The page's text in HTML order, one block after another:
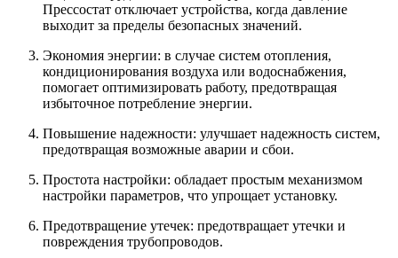
Прессостат отключает устройства, когда давление
выходит за пределы безопасных значений.
Экономия энергии: в случае систем отопления,
кондиционирования воздуха или водоснабжения,
помогает оптимизировать работу, предотвращая
избыточное потребление энергии.
Повышение надежности: улучшает надежность систем,
предотвращая возможные аварии и сбои.
Простота настройки: обладает простым механизмом
настройки параметров, что упрощает установку.
Предотвращение утечек: предотвращает утечки и
повреждения трубопроводов.